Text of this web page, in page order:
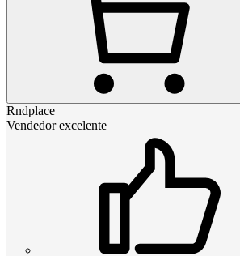
Rndplace
Vendedor excelente